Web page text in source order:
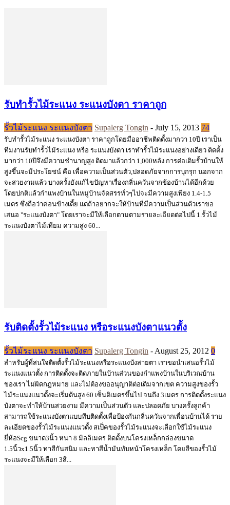
รับทำรั้วไม้ระแนง ระแนงบังตา ราคาถูก
รั้วไม้ระแนง ระแนงบังตา Supalerg Tongin - July 15, 2013 74
รับทำรั้วไม้ระแนง ระแนงบังตา ราคาถูกโดยมืออาชีพติดตั้งมากว่า 10ปี เราเป็น
ทีมงานรับทำรั้วไม้ระแนง หรือ ระแนงบังตา เราทำรั้วไม้ระแนงอย่างเดียว ติดตั้ง
มากว่า 10ปีจึงมีความชำนาญสูง ติดมาแล้วกว่า 1,000หลัง การต่อเติมรั้วบ้านให้
สูงขึ้นจะมีประโยชน์ คือ เพื่อความเป็นส่วนตัว,ปลอดภัยจากการบุกรุก นอกจาก
จะสวยงามแล้ว บางครั้งยังแก้ไขปัญหาเรื่องกลิ่นควันจากข้องบ้านได้อีกด้วย
โดยปกติแล้วกำแพงบ้านในหมู่บ้านจัดสรรทั่วๆไปจะมีความสูงเพียง 1.4-1.5
เมตร ซึ่งถือว่าค่อนข้างเตี้ย แต่ถ้าอยากจะให้บ้านที่มีความเป็นส่วนตัวเราขอ
เสนอ "ระแนงบังตา" โดยเราจะมีให้เลือกตามตามรายละเอียดต่อไปนี้ 1.รั้วไม้
ระแนงบังตาไม้เทียม ความสูง 60...
รับติดตั้งรั้วไม้ระแนง หรือระแนงบังตาแนวตั้ง
รั้วไม้ระแนง ระแนงบังตา Supalerg Tongin - August 25, 2012 0
สำหรับผู้ที่สนใจติดตั้งรั้วไม้ระแนงหรือระแนงบังสายตา เราขอนำเสนอรั้วไม้
ระแนงแนวตั้ง การติดตั้งจะติดภายในบ้านส่วนของกำแพงบ้านในบริเวณบ้าน
ของเรา ไม่ผิดกฎหมาย และไม่ต้องขออนุญาติต่อเติมจากเขต ความสูงของรั้ว
ไม้ระแนงแนวตั้งจะเริ่มต้นสูง 60 เซ็นติเมตรขึ้นไป จนถึง 3เมตร การติดตั้งระแนง
บังตาจะทำให้บ้านสวยงาม มีความเป็นส่วนตัว และปลอดภัย บางครั้งลูกค้า
สามารถใช้ระแนงบังตาแบบทึบติดตั้งเพื่อป้องกันกลิ่นควันจากเพื่อนบ้านได้ ราย
ละเอียดของรั้วไม้ระแนงแนวตั้ง สเป็คของรั้วไม้ระแนงจะเลือกใช้ไม้ระแนง
ยี่ห้อScg ขนาด3นิ้ว หนา 8 มิลลิเมตร ติดตั้งบนโครงเหล็กกล่องขนาด
1.5นิ้วx1.5นิ้ว ทาสีกันสนิม และทาสีน้ำมันทับหน้าโครงเหล็ก โดยสีของรั้วไม้
ระแนงจะมีให้เลือก 3สี...